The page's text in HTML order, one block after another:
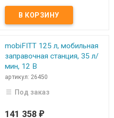
mobiFITT 125 л, мобильная
заправочная станция, 35 л/
мин, 12 В
артикул: 26450
Под заказ
141 358 ₽